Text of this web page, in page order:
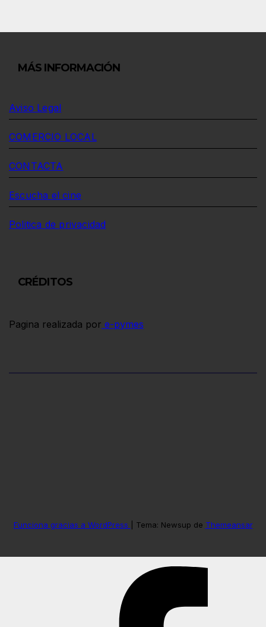
MÁS INFORMACIÓN
Aviso Legal
COMERCIO LOCAL
CONTACTA
Escucha el cine
Politica de privacidad
CRÉDITOS
Pagina realizada por e-pymes
Funciona gracias a WordPress Tema: Newsup de Themeansar